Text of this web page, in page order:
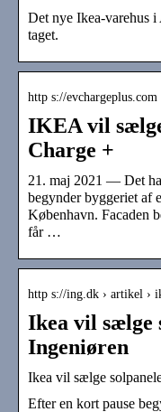
Det nye Ikea-varehus
taget.
http s://evchargeplus.com
IKEA vil
Charge +
21. maj 2021 — Det
begynder byggeriet af
København. Facaden
får …
http s://ing.dk › artikel ›
Ikea vil sælge
Ingeniøren
Ikea vil sælge
Efter en kort pause